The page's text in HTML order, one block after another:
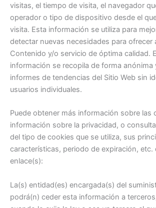
visitas, el tiempo de visita, el navegador
operador o tipo de dispositivo desde el
visita. Esta información se utiliza para
detectar nuevas necesidades para ofrecer
Contenido y/o servicio de óptima calidad.
información se recopila de forma anónima
informes de tendencias del Sitio Web sin
usuarios individuales.
Puede obtener más información sobre las
información sobre la privacidad, o
del tipo de cookies que se utiliza, sus
características, periodo de expiración, etc.
enlace(s):
La(s) entidad(es) encargada(s) del
podrá(n) ceder esta información a